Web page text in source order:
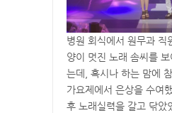
병원 회식에서 원무과 직
양이 멋진 노래 솜씨를
는데, 혹시나 하는 맘에
가요제에서 은상을 수여
후 노래실력을 갈고 닦았